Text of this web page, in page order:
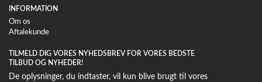
INFORMATION
Om os
Aftalekunde
TILMELD DIG VORES NYHEDSBREV FOR VORES BEDSTE
TILBUD OG NYHEDER!
De oplysninger, du indtaster, vil kun blive brugt til vores